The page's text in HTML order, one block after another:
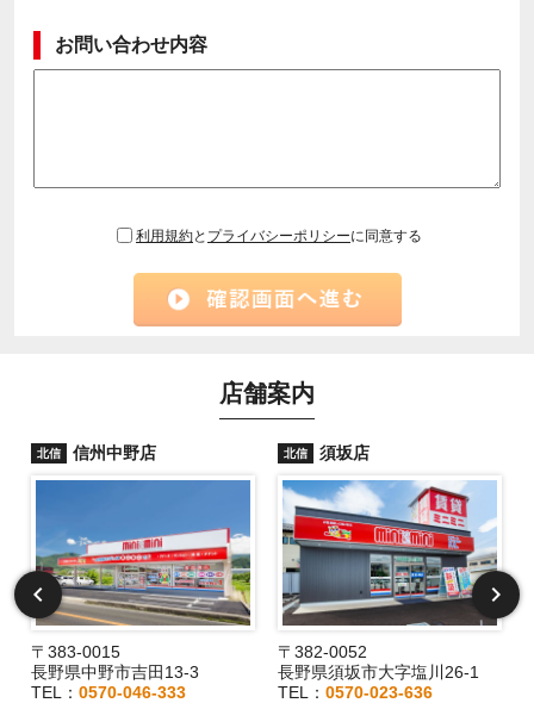
お問い合わせ内容
利用規約と プライバシーポリシーに同意する
店舗案内
北信 信州中野店
〒383-0015
長野県中野市吉田13-3
TEL： 0570-046-333
北信 須坂店
〒382-0052
長野県須坂市大字塩川26-1
TEL：0570-023-636